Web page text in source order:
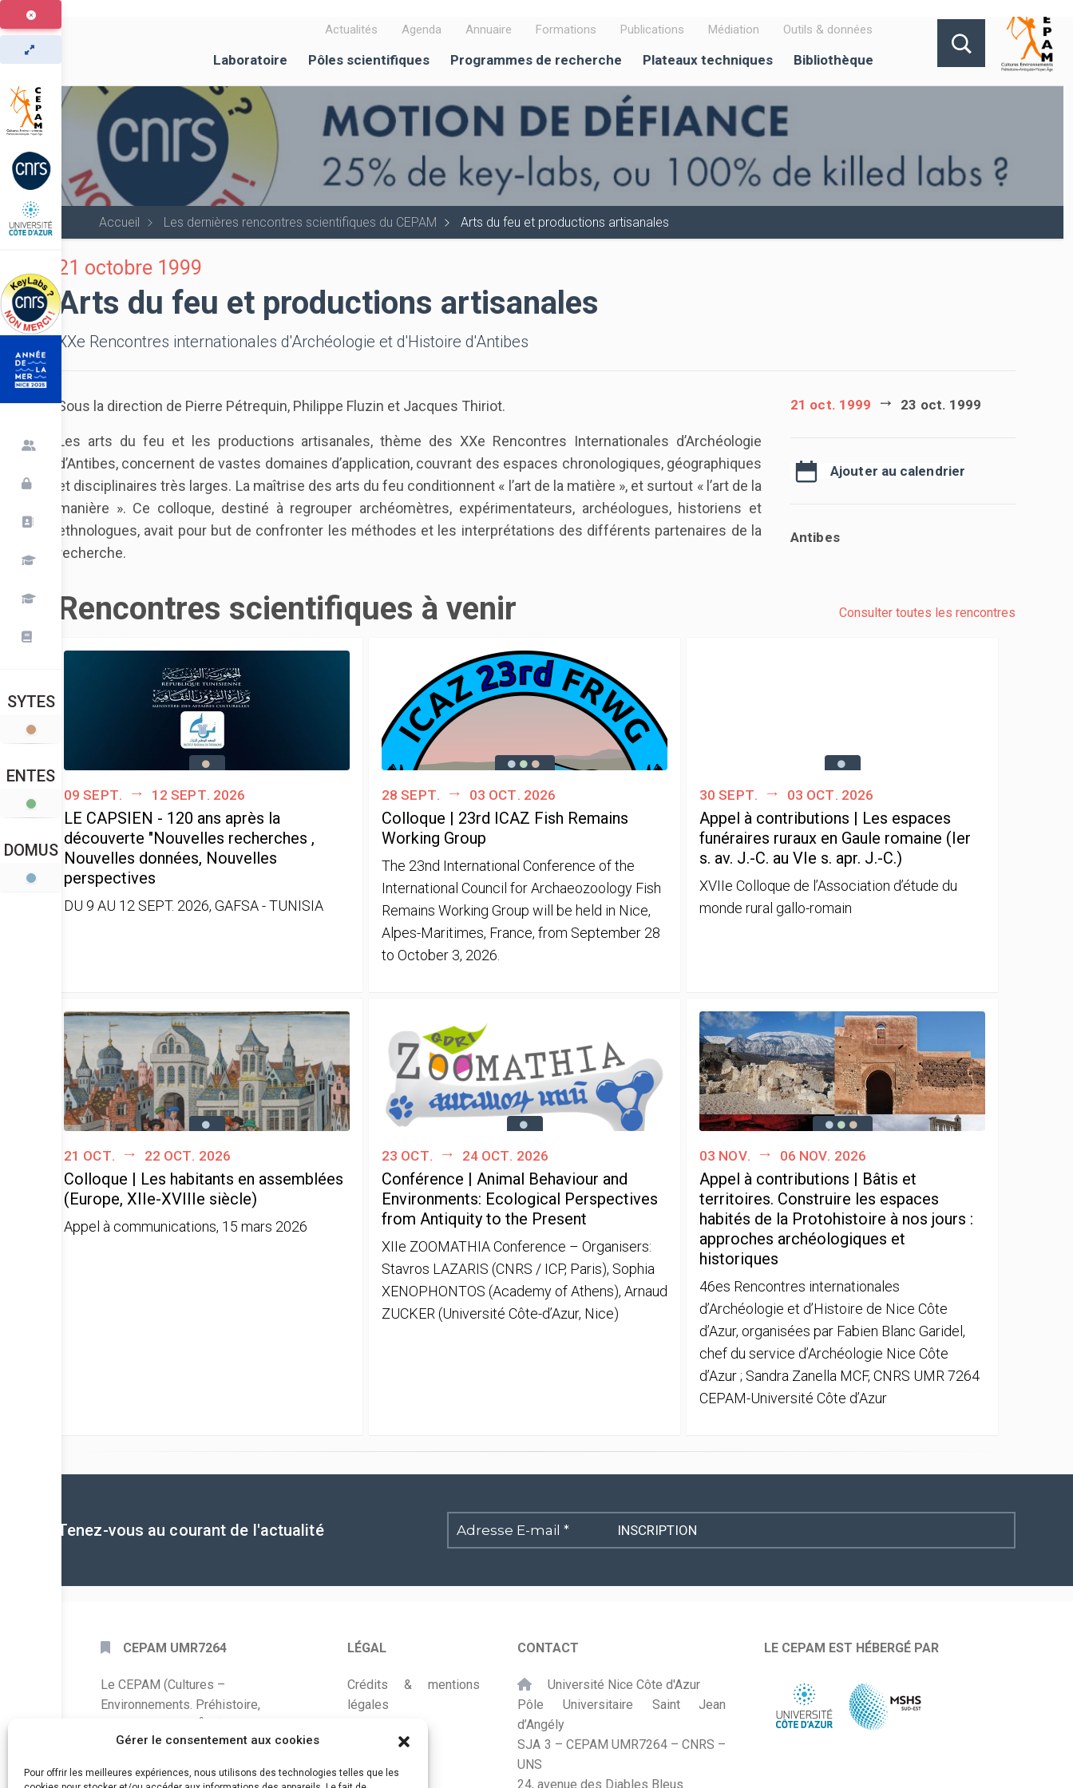
Gérer le consentement aux cookies
Pour offrir les meilleures expériences, nous utilisons des technologies telles que les
Aller
au
contenu
principal
Actualités Agenda Annuaire Formations Publications Médiation Outils & données
Laboratoire Pôles scientifiques Programmes de recherche Plateaux techniques Bibliothèque
Accueil Les dernières rencontres scientifiques du CEPAM Arts du feu et productions artisanales
SYTES
ENTES
DOMUS
21 octobre 1999
Arts du feu et productions artisanales
XXe Rencontres internationales d'Archéologie et d'Histoire d'Antibes
Sous la direction de Pierre Pétrequin, Philippe Fluzin et Jacques Thiriot.
Les arts du feu et les productions artisanales, thème des XXe Rencontres Internationales d’Archéologie
d’Antibes, concernent de vastes domaines d’application, couvrant des espaces chronologiques, géographiques
et disciplinaires très larges. La maîtrise des arts du feu conditionnent « l’art de la matière », et surtout « l’art de la
manière ». Ce colloque, destiné à regrouper archéomètres, expérimentateurs, archéologues, historiens et
ethnologues, avait pour but de confronter les méthodes et les interprétations des différents partenaires de la
recherche.
21 oct. 1999 23 oct. 1999
Ajouter au calendrier
Antibes
Rencontres scientifiques à venir Consulter toutes les rencontres
09 sept. 12 sept. 2026
LE CAPSIEN - 120 ans après la
découverte "Nouvelles recherches ,
Nouvelles données, Nouvelles
perspectives
DU 9 AU 12 SEPT. 2026, GAFSA - TUNISIA
28 sept. 03 oct. 2026
Colloque | 23rd ICAZ Fish Remains
Working Group
The 23nd International Conference of the
International Council for Archaeozoology Fish
Remains Working Group will be held in Nice,
Alpes-Maritimes, France, from September 28
to October 3, 2026.
30 sept. 03 oct. 2026
Appel à contributions | Les espaces
funéraires ruraux en Gaule romaine (Ier
s. av. J.-C. au VIe s. apr. J.-C.)
XVIIe Colloque de l’Association d’étude du
monde rural gallo-romain
21 oct. 22 oct. 2026
Colloque | Les habitants en assemblées
(Europe, XIIe-XVIIIe siècle)
Appel à communications, 15 mars 2026
23 oct. 24 oct. 2026
Conférence | Animal Behaviour and
Environments: Ecological Perspectives
from Antiquity to the Present
XIIe ZOOMATHIA Conference – Organisers:
Stavros LAZARIS (CNRS / ICP, Paris), Sophia
XENOPHONTOS (Academy of Athens), Arnaud
ZUCKER (Université Côte-d’Azur, Nice)
03 nov. 06 nov. 2026
Appel à contributions | Bâtis et
territoires. Construire les espaces
habités de la Protohistoire à nos jours :
approches archéologiques et
historiques
46es Rencontres internationales
d’Archéologie et d’Histoire de Nice Côte
d’Azur, organisées par Fabien Blanc Garidel,
chef du service d’Archéologie Nice Côte
d’Azur ; Sandra Zanella MCF, CNRS UMR 7264
CEPAM-Université Côte d’Azur
Tenez-vous au courant de l'actualité
Adresse
E-
CEPAM UMR7264
Le CEPAM (Cultures –
Environnements. Préhistoire,
mixte de recherche CNRS – UNS qui
la connaissance des sociétés du
LÉGAL
Crédits & mentions
légales
Plan du site
Accessibilité
CONTACT
Université Nice Côte d'Azur
Pôle Universitaire Saint Jean
d’Angély
SJA 3 – CEPAM UMR7264 – CNRS –
UNS
24, avenue des Diables Bleus
LE CEPAM EST HÉBERGÉ PAR